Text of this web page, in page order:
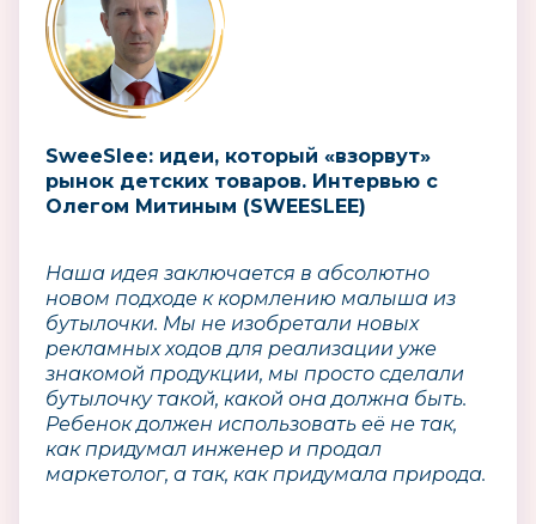
SweeSlee: идеи, который «взорвут»
рынок детских товаров. Интервью с
Олегом Митиным (SWEESLEE)
Наша идея заключается в абсолютно
новом подходе к кормлению малыша из
бутылочки. Мы не изобретали новых
рекламных ходов для реализации уже
знакомой продукции, мы просто сделали
бутылочку такой, какой она должна быть.
Ребенок должен использовать её не так,
как придумал инженер и продал
маркетолог, а так, как придумала природа.